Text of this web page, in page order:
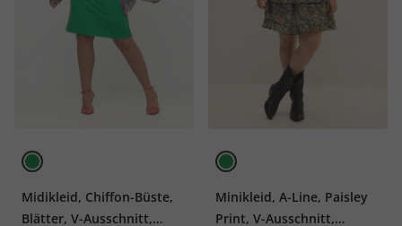
Midikleid, Chiffon-Büste,
Blätter, V-Ausschnitt,
Minikleid, A-Line, Paisley
Print, V-Ausschnitt,